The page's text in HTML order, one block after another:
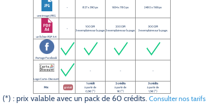
une image JPEG
- 827 x 390 px 1654 x 780 px 2480 x 1169 px
un fichier PDF A4
-
100 DPI
3 exemplaires sur la page.
200 DPI
3 exemplaires sur la page.
300 DPI
3 exemplaires sur la page.
Partage Facebook
Logo Carte-Discount
- - -
Prix gratuit
1 crédit
à partir de
0,5€ (*)
2 crédits
à partir de
1€ (*)
3 crédits
à partir de
1,5€ (*)
(*) : prix valable avec un pack de 60 crédits. Consulter nos tarifs